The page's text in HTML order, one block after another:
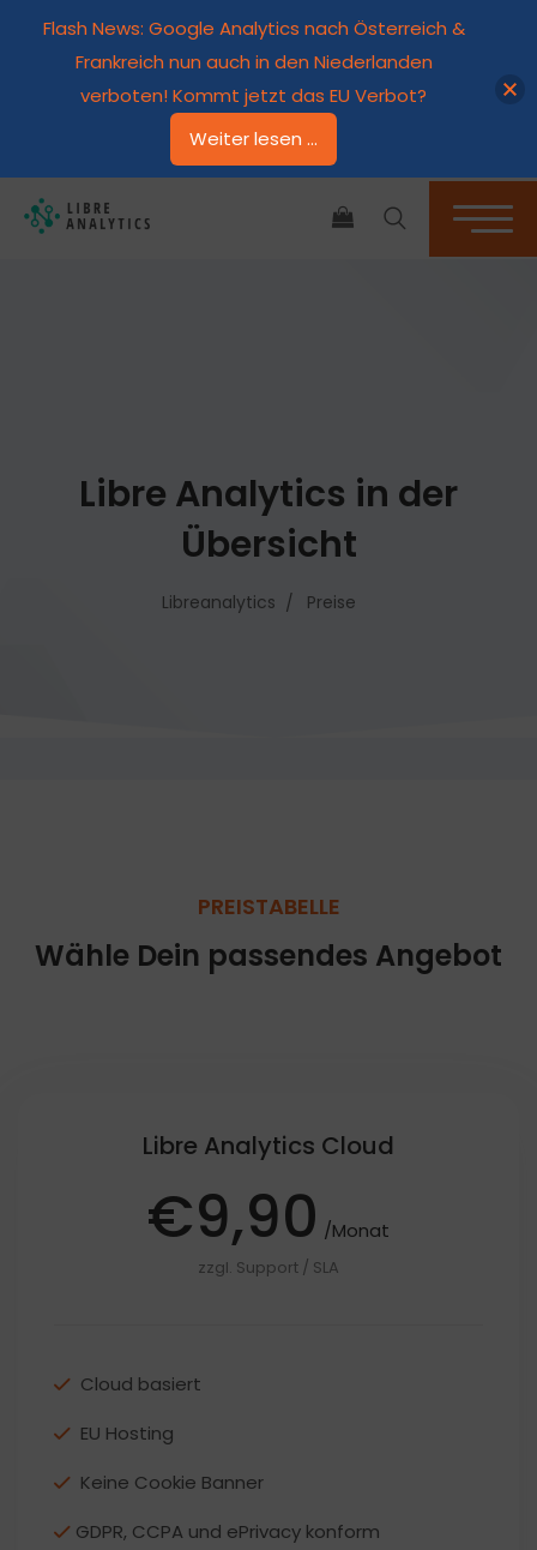
Libre Analytics in der
Übersicht
Libreanalytics Preise
PREISTABELLE
Wähle Dein passendes Angebot
Libre Analytics Cloud
€9,90 /Monat
zzgl. Support / SLA
Cloud basiert
EU Hosting
Keine Cookie Banner
GDPR, CCPA und ePrivacy konform
Flash News: Google Analytics nach Österreich &
Frankreich nun auch in den Niederlanden
verboten! Kommt jetzt das EU Verbot?
Weiter lesen ...